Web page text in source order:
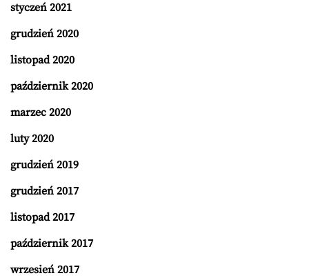
styczeń 2021
grudzień 2020
listopad 2020
październik 2020
marzec 2020
luty 2020
grudzień 2019
grudzień 2017
listopad 2017
październik 2017
wrzesień 2017